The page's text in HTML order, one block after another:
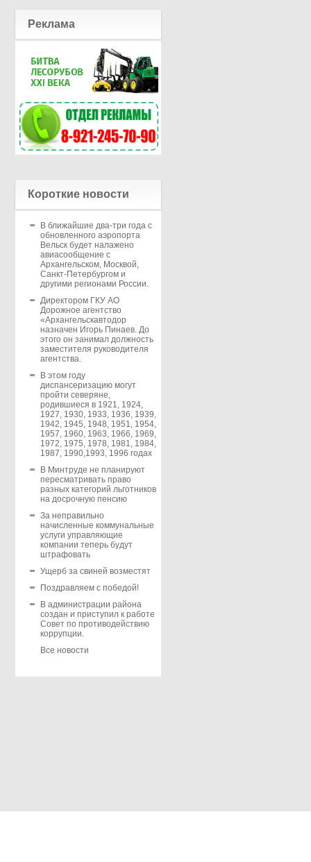
Реклама
Короткие новости
В ближайшие два-три года с
обновленного аэропорта
Вельск будет налажено
авиасообщение с
Архангельском, Москвой,
Санкт-Петербургом и
другими регионами России.
Директором ГКУ АО
Дорожное агентство
«Архангельскавтодор
назначен Игорь Пинаев. До
этого он занимал должность
заместителя руководителя
агентства.
В этом году
диспансеризацию могут
пройти северяне,
родившиеся в 1921, 1924,
1927, 1930, 1933, 1936, 1939,
1942, 1945, 1948, 1951, 1954,
1957, 1960, 1963, 1966, 1969,
1972, 1975, 1978, 1981, 1984,
1987, 1990,1993, 1996 годах
В Минтруде не планируют
пересматривать право
разных категорий льготников
на досрочную пенсию
За неправильно
начисленные коммунальные
услуги управляющие
компании теперь будут
штрафовать
Ущерб за свиней возместят
Поздравляем с победой!
В администрации района
создан и приступил к работе
Совет по противодействию
коррупции.
Все новости